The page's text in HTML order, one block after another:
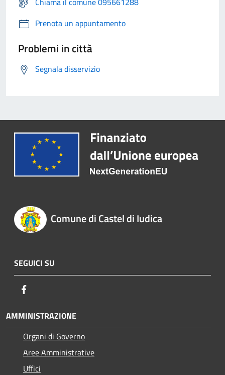
Prenota un appuntamento
Problemi in città
Segnala disservizio
Comune di Castel di Iudica
SEGUICI SU
AMMINISTRAZIONE
Organi di Governo
Aree Amministrative
Uffici